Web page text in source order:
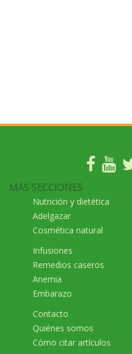
MÁS SECCIONES
Nutrición y dietética
Adelgazar
Cosmética natural
Infusiones
Remedios caseros
Anemia
Embarazo
Contacto
Quiénes somos
Cómo citar artículos